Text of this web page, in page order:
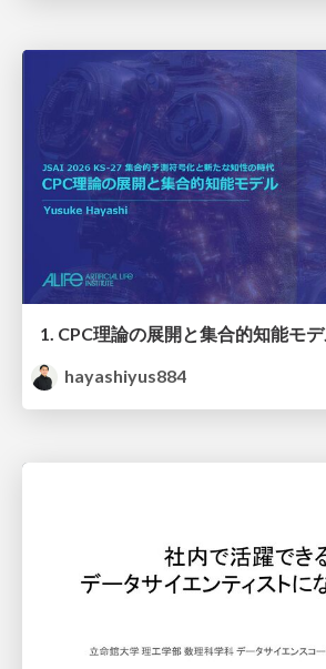
hayashiyus884